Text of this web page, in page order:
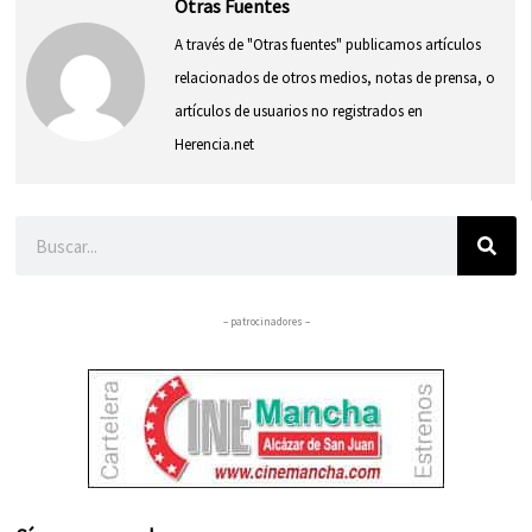
Otras Fuentes
A través de "Otras fuentes" publicamos artículos
relacionados de otros medios, notas de prensa, o
artículos de usuarios no registrados en
Herencia.net
– patrocinadores –